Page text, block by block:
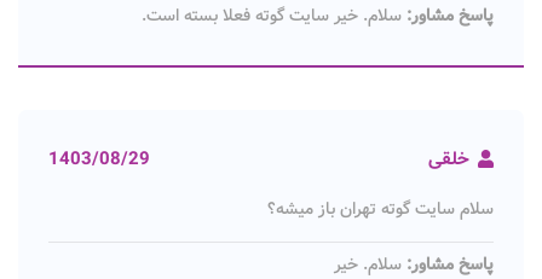
پاسخ مشاور: سلام. خیر سایت گوته فعلا بسته است.
خلقی 1403/08/29
سلام سایت گوته تهران باز میشه؟
پاسخ مشاور: سلام. خیر